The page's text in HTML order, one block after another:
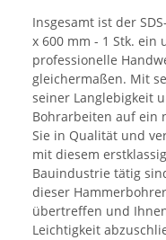
Insgesamt ist der
x 600 mm - 1 Stk. ein
professionelle
gleichermaßen. Mit
seiner Langlebigkeit
Bohrarbeiten auf ein
Sie in Qualität und
mit diesem
Bauindustrie tätig
dieser
übertreffen und
Leichtigkeit